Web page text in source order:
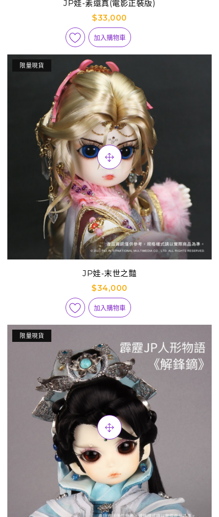
JP娃-素還真(電影正裝版)
$33,000
加入購物車
限量現貨
JP娃-末世之豔
$34,000
加入購物車
限量現貨